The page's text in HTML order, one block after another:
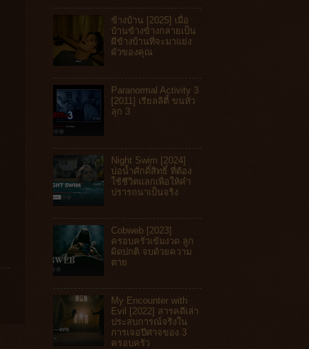
ข้างบ้าน [2025] เมื่อ
บ้านข้างข้างกลายเป็น
ผีข้างบ้านที่จะมาแย่ง
ผัวของคุณ
Paranormal Activity 3
[2011] เรียลลิตี้ ขนหัว
ลุก 3
Night Swim [2024]
บ่อน้ำศักดิ์สิทธิ์ ที่ต้อง
ใช้ชีวิตแลกเพื่อให้คำ
ปรารถนาเป็นจริง
Cobweb [2023]
ครอบครัวเข้มงวด ลูก
ผิดปกติ จบด้วยความ
ตาย
My Encounter with
Evil [2022] สารคดีเล่า
ประสบการณ์จริงใน
การเจอปีศาจของ 3
ครอบครัว